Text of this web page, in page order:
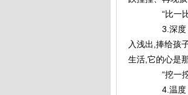
“比一比
3.深度 渐
入浅出,捧给孩
生活,它的心是
“挖一挖
4.温度 自